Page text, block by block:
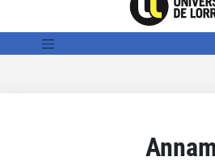
Annam